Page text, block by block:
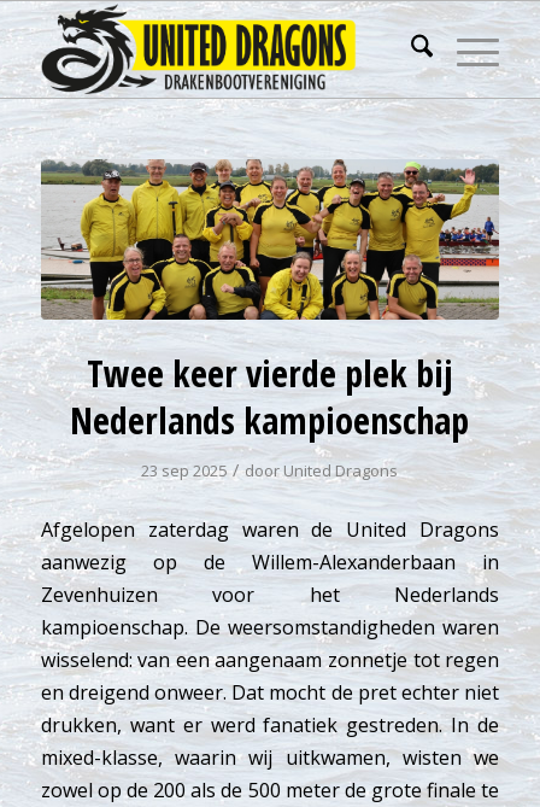
Twee keer vierde plek bij
Nederlands kampioenschap
23 sep 2025 / door United Dragons
Afgelopen zaterdag waren de United Dragons
aanwezig op de Willem-Alexanderbaan in
Zevenhuizen voor het Nederlands
kampioenschap. De weersomstandigheden waren
wisselend: van een aangenaam zonnetje tot regen
en dreigend onweer. Dat mocht de pret echter niet
drukken, want er werd fanatiek gestreden. In de
mixed-klasse, waarin wij uitkwamen, wisten we
zowel op de 200 als de 500 meter de grote finale te